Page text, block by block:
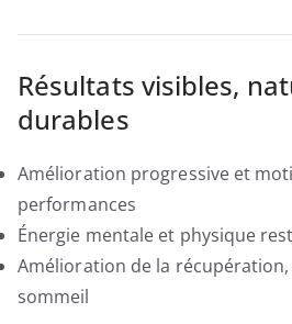
Résultats visibles,
durables
Amélioration progressive et
performances
Énergie mentale et physique
Amélioration de la
sommeil